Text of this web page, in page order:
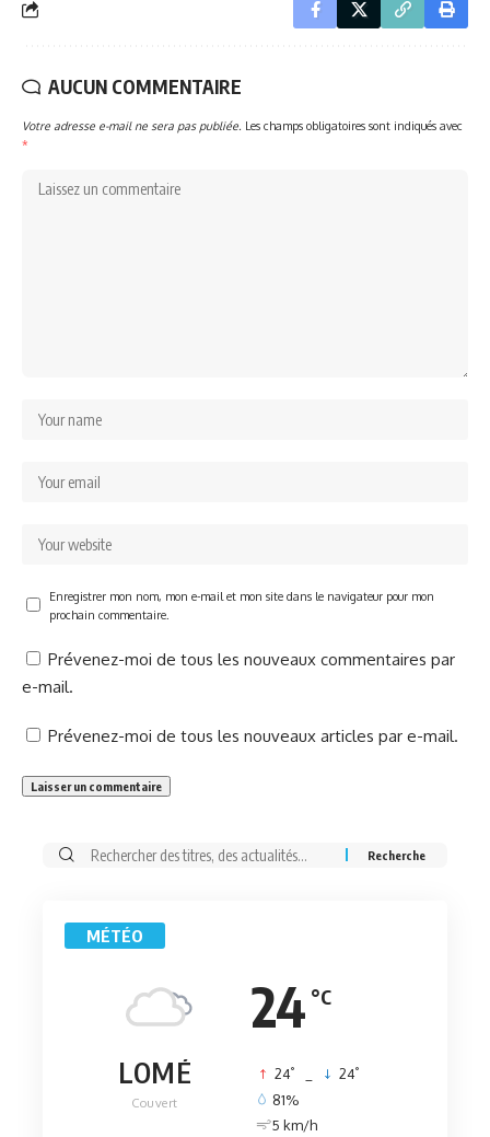
AUCUN COMMENTAIRE
Votre adresse e-mail ne sera pas publiée. Les champs obligatoires sont indiqués avec
*
Enregistrer mon nom, mon e-mail et mon site dans le navigateur pour mon
prochain commentaire.
Prévenez-moi de tous les nouveaux commentaires par
e-mail.
Prévenez-moi de tous les nouveaux articles par e-mail.
Rechercher:
MÉTÉO
24 °C
LOMÉ
Couvert
24° 24°
81%
5 km/h